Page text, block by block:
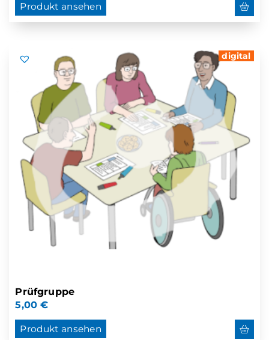
Produkt ansehen
digital
Prüfgruppe
5,00€
Produkt ansehen